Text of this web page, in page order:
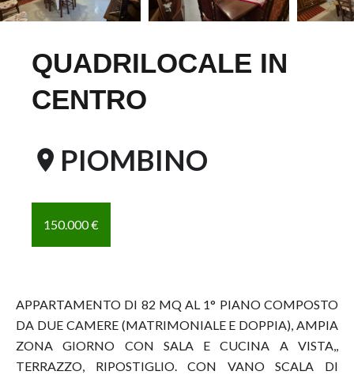
QUADRILOCALE IN
CENTRO
PIOMBINO
150.000 €
APPARTAMENTO DI 82 MQ AL 1° PIANO COMPOSTO
DA DUE CAMERE (MATRIMONIALE E DOPPIA), AMPIA
ZONA GIORNO CON SALA E CUCINA A VISTA,,
TERRAZZO, RIPOSTIGLIO. CON VANO SCALA DI